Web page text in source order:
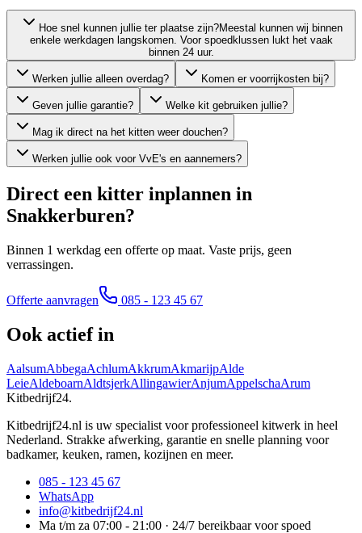
Hoe snel kunnen jullie ter plaatse zijn?Meestal kunnen wij binnen
enkele werkdagen langskomen. Voor spoedklussen lukt het vaak
binnen 24 uur.
Werken jullie alleen overdag? Komen er voorrijkosten bij?
Geven jullie garantie? Welke kit gebruiken jullie?
Mag ik direct na het kitten weer douchen?
Werken jullie ook voor VvE's en aannemers?
Direct een kitter inplannen in
Snakkerburen?
Binnen 1 werkdag een offerte op maat. Vaste prijs, geen
verrassingen.
Offerte aanvragen 085 - 123 45 67
Ook actief in
AalsumAbbegaAchlumAkkrumAkmarijpAlde
LeieAldeboarnAldtsjerkAllingawierAnjumAppelschaArum
Kitbedrijf24.
Kitbedrijf24.nl is uw specialist voor professioneel kitwerk in heel
Nederland. Strakke afwerking, garantie en snelle planning voor
badkamer, keuken, ramen, kozijnen en meer.
085 - 123 45 67
WhatsApp
info@kitbedrijf24.nl
Ma t/m za 07:00 - 21:00 · 24/7 bereikbaar voor spoed